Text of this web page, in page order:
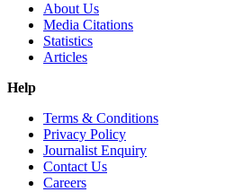
About Us
Media Citations
Statistics
Articles
Help
Terms & Conditions
Privacy Policy
Journalist Enquiry
Contact Us
Careers